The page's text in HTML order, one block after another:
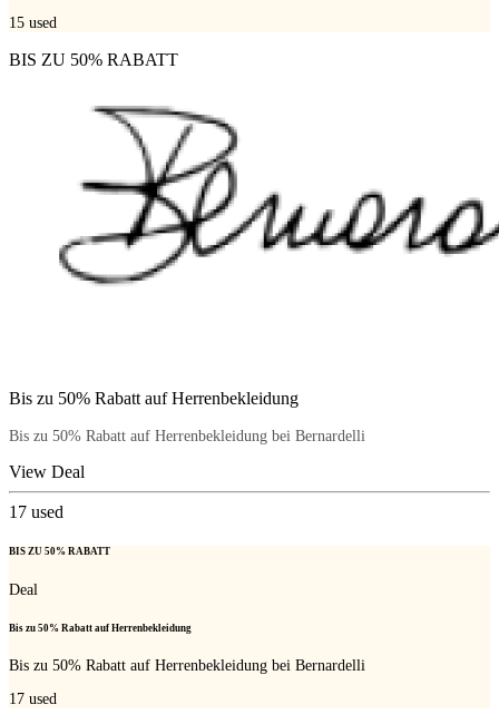
15 used
BIS ZU 50% RABATT
Bis zu 50% Rabatt auf Herrenbekleidung
Bis zu 50% Rabatt auf Herrenbekleidung bei Bernardelli
View Deal
17 used
BIS ZU 50% RABATT
Deal
Bis zu 50% Rabatt auf Herrenbekleidung
Bis zu 50% Rabatt auf Herrenbekleidung bei Bernardelli
17 used